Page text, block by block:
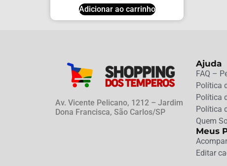
Adicionar ao carrinho
Av. Vicente Pelicano, 1212 – Jardim
Dona Francisca, São Carlos/SP
Ajuda
FAQ –
Política
Política
Política
Quem
Meus
Editar